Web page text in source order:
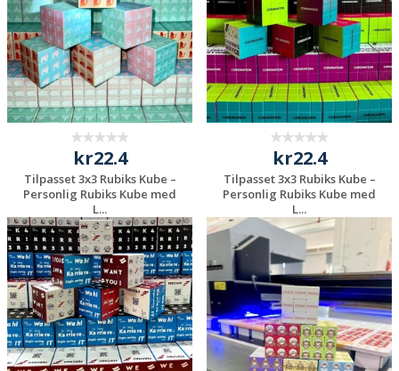
kr22.4
Tilpasset 3x3 Rubiks Kube –
Personlig Rubiks Kube med
L...
Be om et
uforpliktende
tilbud
kr22.4
Tilpasset 3x3 Rubiks Kube –
Personlig Rubiks Kube med
L...
Be om et
uforpliktende
tilbud